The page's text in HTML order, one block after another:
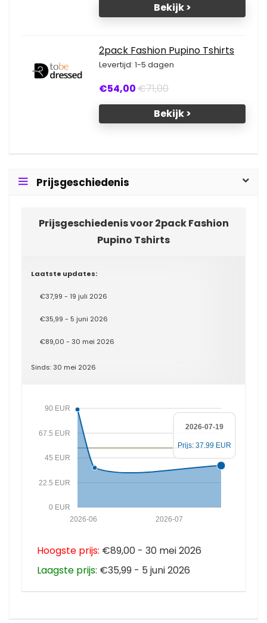
Bekijk >
2pack Fashion Pupino Tshirts
Levertijd: 1-5 dagen
€54,00€71,00
Bekijk >
Prijsgeschiedenis
Prijsgeschiedenis voor 2pack Fashion
Pupino Tshirts
Laatste updates:
€37,99 - 19 juli 2026
€35,99 - 5 juni 2026
€89,00 - 30 mei 2026
Sinds: 30 mei 2026
0 EUR
22.5 EUR
45 EUR
67.5 EUR
90 EUR
2026-07
2026-06
2026-07-19
Prijs: 37.99 EUR
Hoogste prijs: €89,00 - 30 mei 2026
Laagste prijs: €35,99 - 5 juni 2026